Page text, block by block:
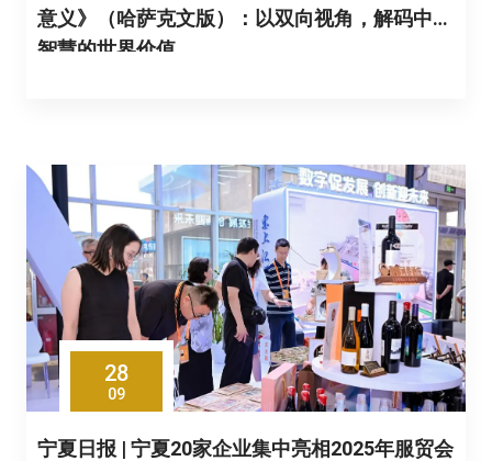
意义》（哈萨克文版）：以双向视角，解码中国
智慧的世界价值
28
09
宁夏日报 | 宁夏20家企业集中亮相2025年服贸会